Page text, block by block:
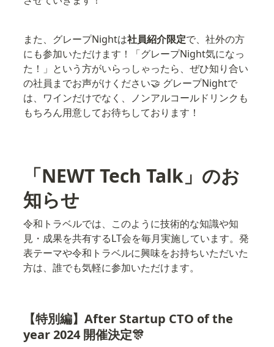
また、グレープNightは社員紹介限定で、社外の方
にも参加いただけます！「グレープNight気になっ
た！」という方がいらっしゃったら、ぜひ知り合い
の社員までお声がけください🤝 グレープNightで
は、ワインだけでなく、ノンアルコールドリンクも
もちろん用意してお待ちしております！
「NEWT Tech Talk」のお
知らせ
令和トラベルでは、このように技術的な知識や知
見・成果を共有するLT会を毎月実施しています。発
表テーマや令和トラベルに興味をお持ちいただいた
方は、誰でも気軽に参加いただけます。
【特別編】After Startup CTO of the
year 2024 開催決定🎊